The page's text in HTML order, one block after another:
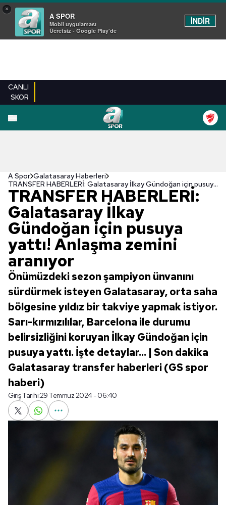
×
A SPOR
Mobil uygulaması
Ücretsiz - Google Play'de
İNDİR
CANLI
SKOR
A Spor Galatasaray Haberleri
TRANSFER HABERLERİ: Galatasaray İlkay Gündoğan için pusuya yattı! Anlaşma zemini aranıyor
TRANSFER HABERLERİ:
Galatasaray İlkay
Gündoğan için pusuya
yattı! Anlaşma zemini
aranıyor
Önümüzdeki sezon şampiyon ünvanını
sürdürmek isteyen Galatasaray, orta saha
bölgesine yıldız bir takviye yapmak istiyor.
Sarı-kırmızılılar, Barcelona ile durumu
belirsizliğini koruyan İlkay Gündoğan için
pusuya yattı. İşte detaylar... | Son dakika
Galatasaray transfer haberleri (GS spor
haberi)
Giriş Tarihi:29 Temmuz 2024 - 06:40